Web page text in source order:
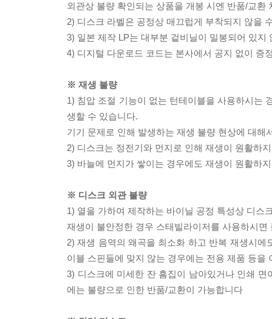
외관상 불량 확인되는 상품을 개봉 시엔 반품/교환
2) 디스크 라벨은 공정상 매끄럽게 부착되지 않을
3) 일본 제작 LP는 대부분 겉비닐이 밀봉되어 있지
4) 디지털 다운로드 코드는 본사에서 공지 없이 증
※ 재생 불량
1) 침압 조절 기능이 없는 턴테이블을 사용하시는
생할 수 있습니다.
기기 문제로 인해 발생하는 재생 불량 현상에 대
2) 디스크는 정전기와 먼지로 인해 재생이 원활하
3) 바늘에 먼지가 쌓이는 경우에도 재생이 원활하
※ 디스크 외관 불량
1) 열을 가하여 제작하는 바이닐 공정 특성상 디스
재생이 불안정한 경우 스태빌라이저를 사용하시
2) 재생 음역의 왜곡을 최소화 하고 반복 재생시
이블 스핀들에 맞지 않는 경우에는 전용 제품 등
3) 디스크에 미세한 잔 흠집이 남아있거나 인쇄
에는 불량으로 인한 반품/교환이 가능합니다